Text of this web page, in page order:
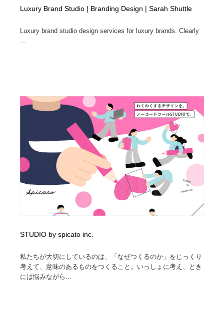
Luxury Brand Studio | Branding Design | Sarah Shuttle
Luxury brand studio design services for luxury brands. Clearly
STUDIO by spicato inc.
私たちが大切にしているのは、「なぜつくるのか」をじっくり
考えて、意味のあるものをつくること。いっしょに考え、とき
には悩みながら...